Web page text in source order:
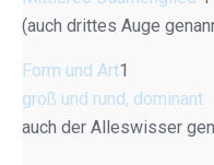
(auch drittes Auge
Form und Art1
groß und rund, dominant
auch der Alleswisser